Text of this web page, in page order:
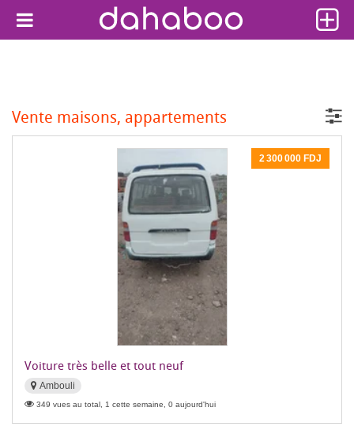
Vente maisons, appartements
2 300 000 FDJ
Voiture très belle et tout neuf
Ambouli
349 vues au total, 1 cette semaine, 0 aujourd'hui